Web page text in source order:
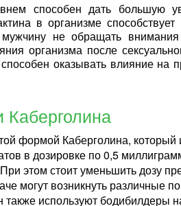
способен дать большую
в организме
мужчину не обращать
организма после
оказывать влияние на
формой Каберголина,
в дозировке по 0,5
этом стоит уменьшить дозу
могут возникнуть различные
используют бодибилдеры